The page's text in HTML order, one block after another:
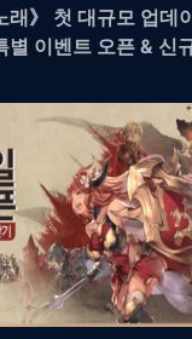
래》 첫 대규모 업데
별 이벤트 오픈 & 신